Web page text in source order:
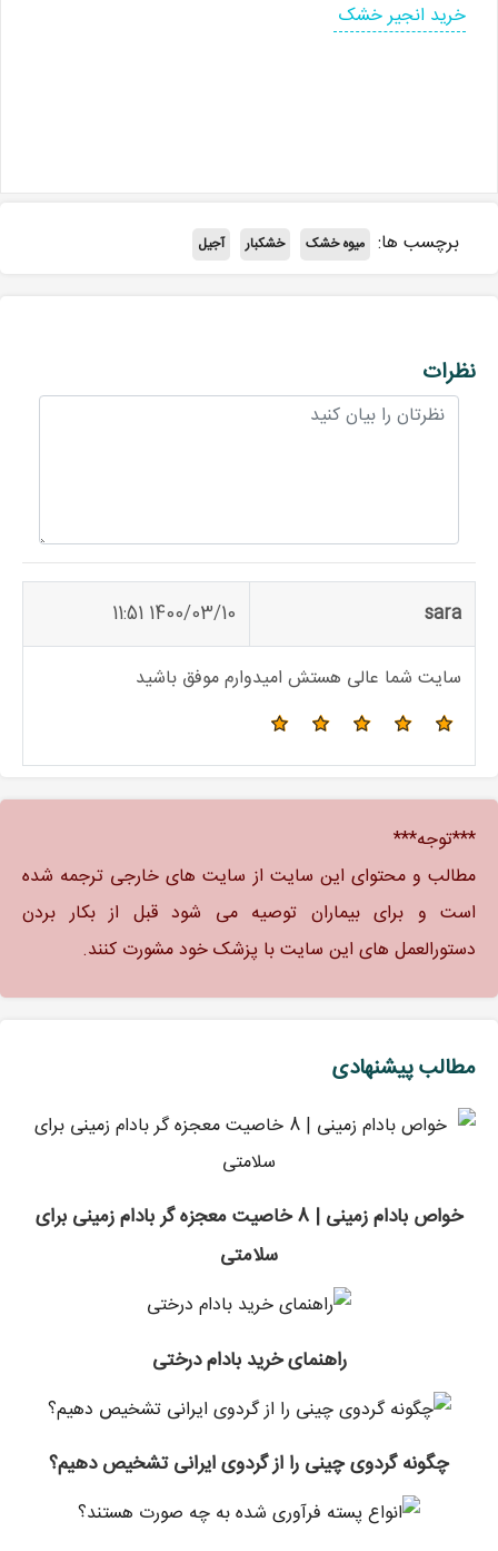
خرید انجیر خشک
برچسب ها: میوه خشک خشکبار آجیل
نظرات
sara
1400/03/10 11:51
سایت شما عالی هستش امیدوارم موفق باشید
***توجه***
مطالب و محتوای این سایت از سایت های خارجی ترجمه شده
است و برای بیماران توصیه می شود قبل از بکار بردن
دستورالعمل های این سایت با پزشک خود مشورت کنند.
مطالب پیشنهادی
خواص بادام زمینی | 8 خاصیت معجزه گر بادام زمینی برای
سلامتی
راهنمای خرید بادام درختی
چگونه گردوی چینی را از گردوی ایرانی تشخیص دهیم؟